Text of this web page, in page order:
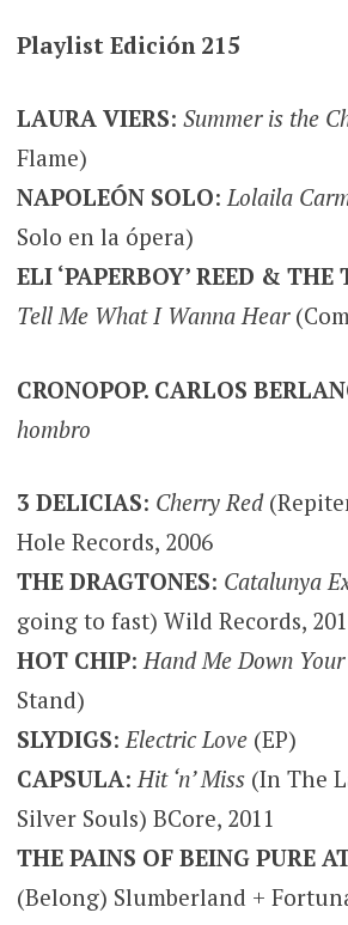
Playlist Edición 215
LAURA VIERS: Summer is the
Flame)
NAPOLEÓN SOLO:Lolaila
Solo en la ópera)
ELI ‘PAPERBOY’ REED & THE
Tell Me What I Wanna Hear
CRONOPOP. CARLOS
hombro
3 DELICIAS: Cherry Red
Hole Records, 2006
THE DRAGTONES: Catalunya
going to fast) Wild Records,
HOT CHIP:Hand Me Down
Stand)
SLYDIGS:Electric Love(EP)
CAPSULA:Hit ‘n’ Miss(In The
Silver Souls) BCore, 2011
THE PAINS OF BEING PURE
(Belong) Slumberland +